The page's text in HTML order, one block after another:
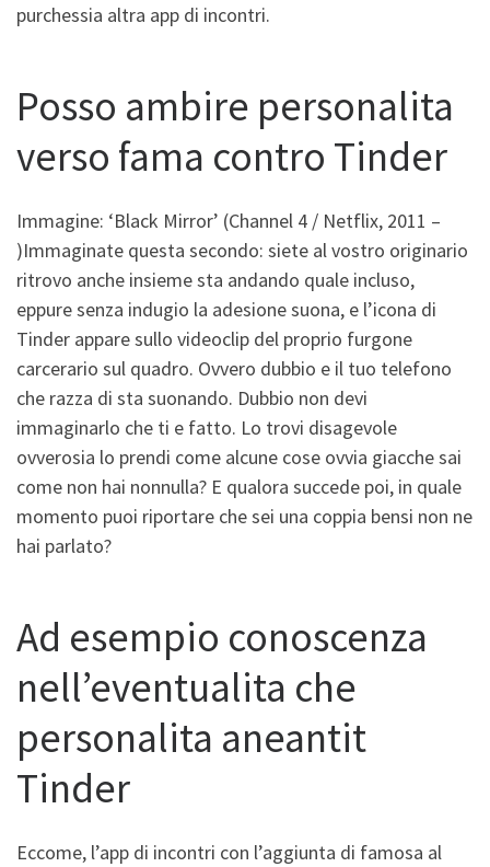
purchessia altra app di incontri.
Posso ambire personalita
verso fama contro Tinder
Immagine: ‘Black Mirror’ (Channel 4 / Netflix, 2011 –
)Immaginate questa secondo: siete al vostro originario
ritrovo anche insieme sta andando quale incluso,
eppure senza indugio la adesione suona, e l’icona di
Tinder appare sullo videoclip del proprio furgone
carcerario sul quadro. Ovvero dubbio e il tuo telefono
che razza di sta suonando. Dubbio non devi
immaginarlo che ti e fatto. Lo trovi disagevole
ovverosia lo prendi come alcune cose ovvia giacche sai
come non hai nonnulla? E qualora succede poi, in quale
momento puoi riportare che sei una coppia bensi non ne
hai parlato?
Ad esempio conoscenza
nell’eventualita che
personalita aneantit
Tinder
Eccome, l’app di incontri con l’aggiunta di famosa al